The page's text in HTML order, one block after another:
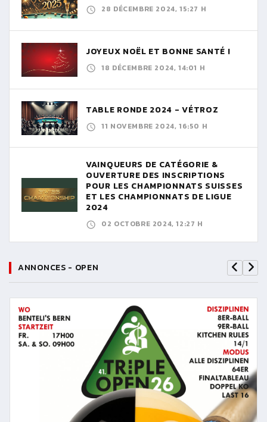
28 DÉCEMBRE 2024, 15:27 H
JOYEUX NOËL ET BONNE SANTÉ !
18 DÉCEMBRE 2024, 14:01 H
TABLE RONDE 2024 - VÉTROZ
11 NOVEMBRE 2024, 16:50 H
VAINQUEURS DE CATÉGORIE &
OUVERTURE DES INSCRIPTIONS
POUR LES CHAMPIONNATS SUISSES
ET LES CHAMPIONNATS DE LIGUE
2024
02 OCTOBRE 2024, 12:27 H
ANNONCES - OPEN